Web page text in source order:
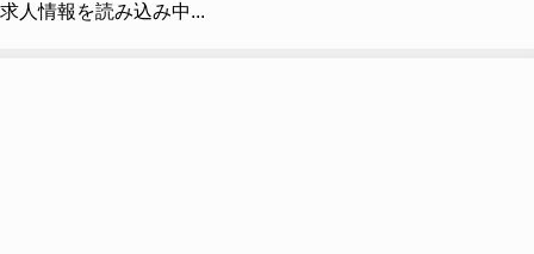
求人情報を読み込み中...